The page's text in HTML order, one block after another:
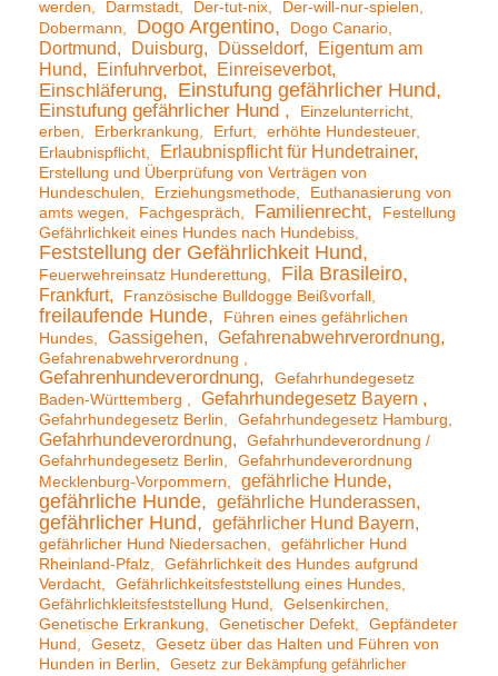
werden
Darmstadt Der-tut-nix
Der-will-nur-spielen
Dobermann
Dogo Argentino Dogo Canario
Dortmund Duisburg Düsseldorf
Eigentum am
Hund
Einfuhrverbot Einreiseverbot
Einschläferung Einstufung gefährlicher Hund
Einstufung gefährlicher Hund
Einzelunterricht
erben
Erberkrankung Erfurt
erhöhte Hundesteuer
Erlaubnispflicht
Erlaubnispflicht für Hundetrainer
Erstellung und Überprüfung von Verträgen von
Hundeschulen
Erziehungsmethode
Euthanasierung von
amts wegen
Fachgespräch Familienrecht
Festellung
Gefährlichkeit eines Hundes nach Hundebiss
Feststellung der Gefährlichkeit Hund
Feuerwehreinsatz Hunderettung Fila Brasileiro
Frankfurt Französische Bulldogge Beißvorfall
freilaufende Hunde
Führen eines gefährlichen
Hundes
Gassigehen Gefahrenabwehrverordnung
Gefahrenabwehrverordnung
Gefahrenhundeverordnung
Gefahrhundegesetz
Baden-Württemberg
Gefahrhundegesetz Bayern
Gefahrhundegesetz Berlin Gefahrhundegesetz Hamburg
Gefahrhundeverordnung
Gefahrhundeverordnung /
Gefahrhundegesetz Berlin
Gefahrhundeverordnung
Mecklenburg-Vorpommern
gefährliche Hunde
gefährliche Hunde gefährliche Hunderassen
gefährlicher Hund gefährlicher Hund Bayern
gefährlicher Hund Niedersachen
gefährlicher Hund
Rheinland-Pfalz
Gefährlichkeit des Hundes aufgrund
Verdacht
Gefährlichkeitsfeststellung eines Hundes
Gefährlichkleitsfeststellung Hund
Gelsenkirchen
Genetische Erkrankung
Genetischer Defekt
Gepfändeter
Hund
Gesetz
Gesetz über das Halten und Führen von
Hunden in Berlin
Gesetz zur Bekämpfung gefährlicher